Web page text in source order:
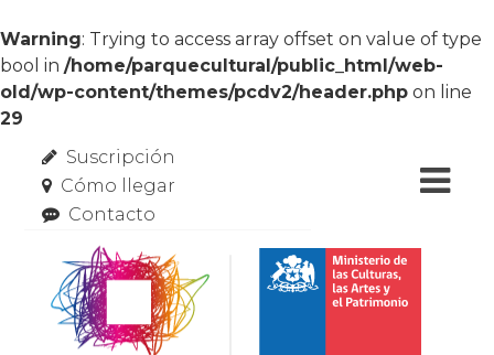
Warning: Trying to access array offset on value of type
bool in /home/parquecultural/public_html/web-
old/wp-content/themes/pcdv2/header.php on line
29
Suscripción
Cómo llegar
Contacto